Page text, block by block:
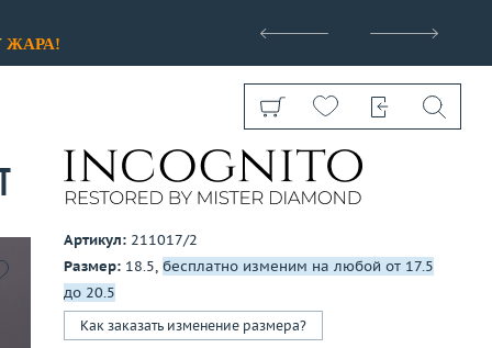
ЖАРА!
Показать все
Артикул: 211017/2
Размер: 18.5, бесплатно изменим на любой от 17.5
до 20.5
Как заказать изменение размера?